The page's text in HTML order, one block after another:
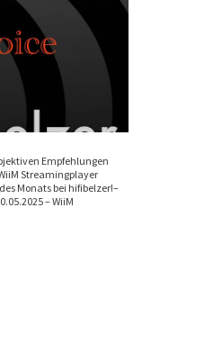
Empfehlungen
Streamingplayer
Monats bei hifibelzer!–
– WiiM